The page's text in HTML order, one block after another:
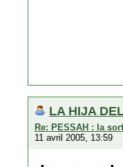
LA HIJA
Re: PESSAH : la
11 avril 2005, 13:59